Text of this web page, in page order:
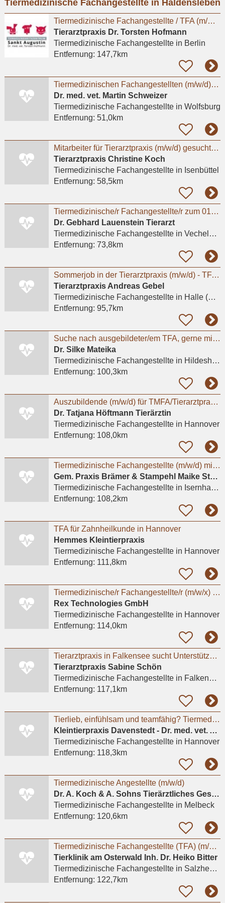
eingeben
Tiermedizinische Fachangestellte in Haldensleben
Tiermedizinische Fachangestellte / TFA (m/w/d) – Berlin-Biesdorf
Tierarztpraxis Dr. Torsten Hofmann
Tiermedizinische Fachangestelltein Berlin
Entfernung: 147,7km
Tiermedizinischen Fachangestellten (m/w/d) in unserer Kleintierarztpraxis in Fallersleben
Dr. med. vet. Martin Schweizer
Tiermedizinische Fachangestelltein Wolfsburg
Entfernung: 51,0km
Mitarbeiter für Tierarztpraxis (m/w/d) gesucht– flexible Arbeitszeiten, moderne Praxis
Tierarztpraxis Christine Koch
Tiermedizinische Fachangestelltein Isenbüttel
Entfernung: 58,5km
Tiermedizinische/r Fachangestellte/r zum 01.08.2026
Dr. Gebhard Lauenstein Tierarzt
Tiermedizinische Fachangestelltein Vechelde, Bodenstedt
Entfernung: 73,8km
Sommerjob in der Tierarztpraxis (m/w/d) - TFA oder Studierende Tiermedizin
Tierarztpraxis Andreas Gebel
Tiermedizinische Fachangestelltein Halle (Saale)
Entfernung: 95,7km
Suche nach ausgebildeter/em TFA, gerne mit ZusatzqualifikationTierphysiotherapie
Dr. Silke Mateika
Tiermedizinische Fachangestelltein Hildesheim
Entfernung: 100,3km
Auszubildende (m/w/d) für TMFA/Tierarztpraxis in Hannover gesucht
Dr. Tatjana Höftmann Tierärztin
Tiermedizinische Fachangestelltein Hannover
Entfernung: 108,0km
Tiermedizinische Fachangestellte (m/w/d) mit Leidenschaft für Kleintiere gesucht
Gem. Praxis Brämer & Stampehl Maike Stampehl Tierarztpraxis
Tiermedizinische Fachangestelltein Isernhagen, Farster Bauerschaft
Entfernung: 108,2km
TFA für Zahnheilkunde in Hannover
Hemmes Kleintierpraxis
Tiermedizinische Fachangestelltein Hannover
Entfernung: 111,8km
Tiermedizinische/r Fachangestellte/r (m/w/x) - Standort Hannover
Rex Technologies GmbH
Tiermedizinische Fachangestelltein Hannover
Entfernung: 114,0km
Tierarztpraxis in Falkensee sucht Unterstützung
Tierarztpraxis Sabine Schön
Tiermedizinische Fachangestelltein Falkensee
Entfernung: 117,1km
Tierlieb, einfühlsam und teamfähig? Tiermedizinische Fachangestellte(m/w/d), Tierpfleger*in
Kleintierpraxis Davenstedt - Dr. med. vet. Astrid Krause-Lürig
Tiermedizinische Fachangestelltein Hannover
Entfernung: 118,3km
Tiermedizinische Angestellte (m/w/d)
Dr. A. Koch & A. Sohns Tierärztliches Gesundheitszentrum Oerzen GbR
Tiermedizinische Fachangestelltein Melbeck
Entfernung: 120,6km
Tiermedizinische Fachangestellte (TFA) (m/w/d)
Tierklinik am Osterwald Inh. Dr. Heiko Bitter
Tiermedizinische Fachangestelltein Salzhemmendorf, Oldendorf
Entfernung: 122,7km